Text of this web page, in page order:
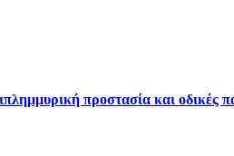
προστασία και